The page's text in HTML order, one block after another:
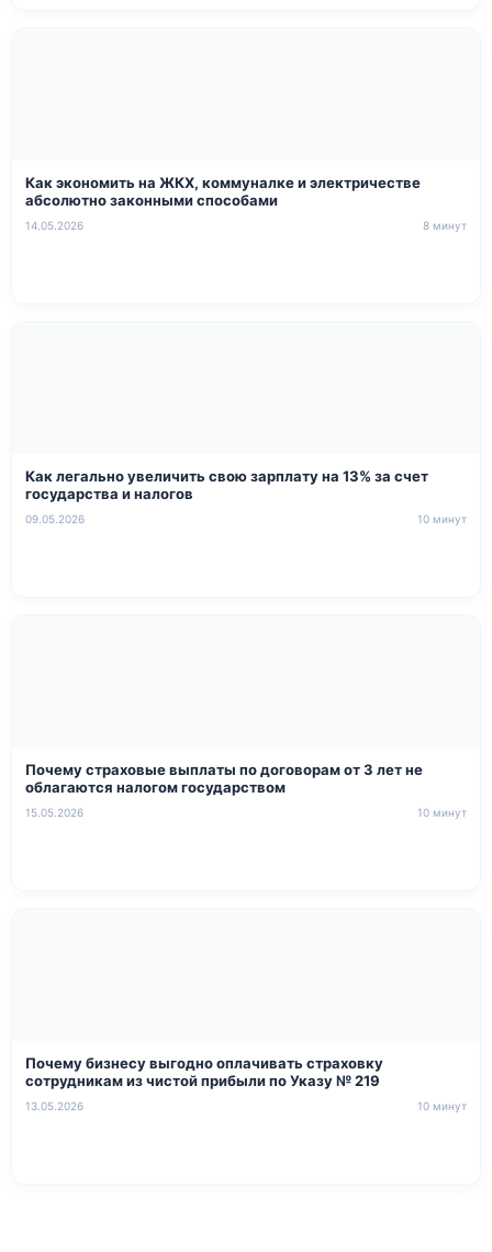
Как экономить на ЖКХ, коммуналке и электричестве
абсолютно законными способами
14.05.2026 8 минут
Как легально увеличить свою зарплату на 13% за счет
государства и налогов
09.05.2026 10 минут
Почему страховые выплаты по договорам от 3 лет не
облагаются налогом государством
15.05.2026 10 минут
Почему бизнесу выгодно оплачивать страховку
сотрудникам из чистой прибыли по Указу № 219
13.05.2026 10 минут